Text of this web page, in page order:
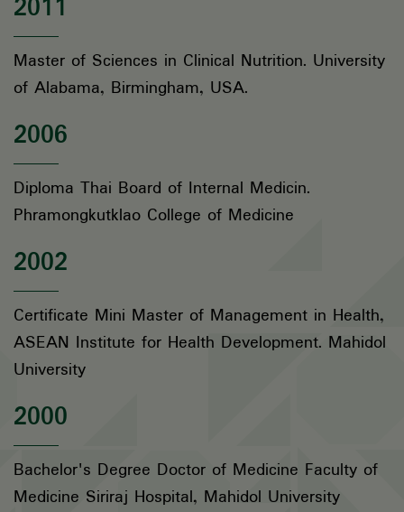
2011
Master of Sciences in Clinical Nutrition. University
of Alabama, Birmingham, USA.
2006
Diploma Thai Board of Internal Medicin.
Phramongkutklao College of Medicine
2002
Certificate Mini Master of Management in Health,
ASEAN Institute for Health Development. Mahidol
University
2000
Bachelor's Degree Doctor of Medicine Faculty of
Medicine Siriraj Hospital, Mahidol University